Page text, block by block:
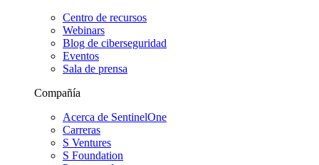
Centro de recursos
Webinars
Blog de ciberseguridad
Eventos
Sala de prensa
Compañía
Acerca de SentinelOne
Carreras
S Ventures
S Foundation